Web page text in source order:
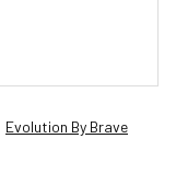
Evolution By Brave